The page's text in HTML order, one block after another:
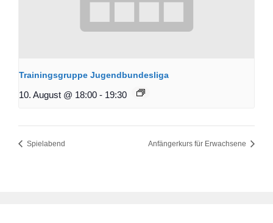
Trainingsgruppe Jugendbundesliga
10. August @ 18:00 - 19:30
Spielabend Anfängerkurs für Erwachsene